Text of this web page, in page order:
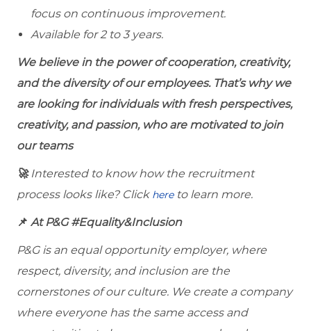
focus on continuous improvement.
Available for 2 to 3 years.
We believe in the power of cooperation, creativity,
and the diversity of our employees. That’s why we
are looking for individuals with fresh perspectives,
creativity, and passion, who are motivated to join
our teams
🚀 Interested to know how the recruitment
process looks like? Click hereto learn more.
📌 At P&G #Equality&Inclusion
P&G is an equal opportunity employer, where
respect, diversity, and inclusion are the
cornerstones of our culture. We create a company
where everyone has the same access and